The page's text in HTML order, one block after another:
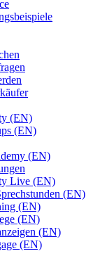
(EN)
(EN)
(EN)
Live (EN)
(EN)
(EN)
(EN)
(EN)
(EN)